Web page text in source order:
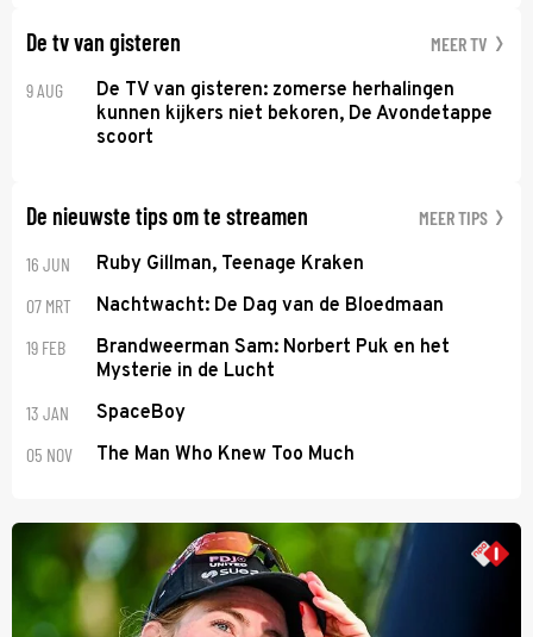
De tv van gisteren MEER TV
9 AUG
De TV van gisteren: zomerse herhalingen
kunnen kijkers niet bekoren, De Avondetappe
scoort
De nieuwste tips om te streamen MEER TIPS
16 JUN Ruby Gillman, Teenage Kraken
07 MRT Nachtwacht: De Dag van de Bloedmaan
19 FEB
Brandweerman Sam: Norbert Puk en het
Mysterie in de Lucht
13 JAN SpaceBoy
05 NOV The Man Who Knew Too Much